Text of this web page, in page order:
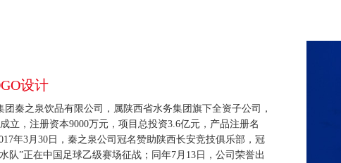
设计
团秦之泉饮品有限公司，属陕西省水务集团旗下全资子公司，
立，注册资本9000万元，项目总投资3.6亿元，产品注册名
年3月30日，秦之泉公司冠名赞助陕西长安竞技俱乐部，冠
队”正在中国足球乙级赛场征战；同年7月13日，公司荣誉出